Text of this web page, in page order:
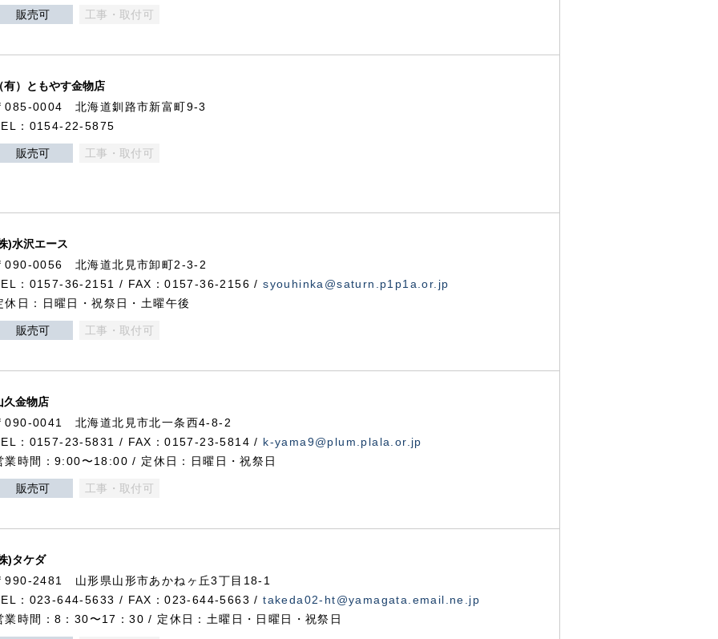
販売可 工事・取付可
有）ともやす金物店
085-0004 北海道釧路市新富町9-3
：0154-22-5875
販売可 工事・取付可
)水沢エース
090-0056 北海道北見市卸町2-3-2
：0157-36-2151 / FAX：0157-36-2156 /syouhinka@saturn.p1p1a.or.jp
休日：日曜日・祝祭日・土曜午後
販売可 工事・取付可
久金物店
090-0041 北海道北見市北一条西4-8-2
：0157-23-5831 / FAX：0157-23-5814 / k-yama9@plum.plala.or.jp
業時間：9:00〜18:00 / 定休日：日曜日・祝祭日
販売可 工事・取付可
)タケダ
990-2481 山形県山形市あかねヶ丘3丁目18-1
：023-644-5633 / FAX：023-644-5663 /takeda02-ht@yamagata.email.ne.jp
業時間：8：30〜17：30 / 定休日：土曜日・日曜日・祝祭日